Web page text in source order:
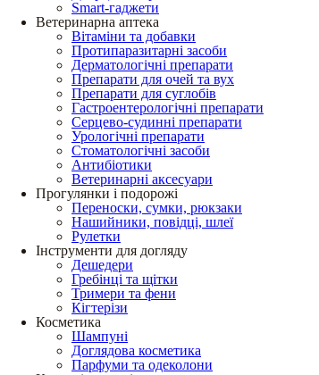
Smart-гаджети
Ветеринарна аптека
Вітаміни та добавки
Протипаразитарні засоби
Дерматологічні препарати
Препарати для очей та вух
Препарати для суглобів
Гастроентерологічні препарати
Серцево-судинні препарати
Урологічні препарати
Стоматологічні засоби
Антибіотики
Ветеринарні аксесуари
Прогулянки і подорожі
Переноски, сумки, рюкзаки
Нашийники, повідці, шлеї
Рулетки
Інструменти для догляду
Дешедери
Гребінці та щітки
Тримери та фени
Кігтерізи
Косметика
Шампуні
Доглядова косметика
Парфуми та одеколони